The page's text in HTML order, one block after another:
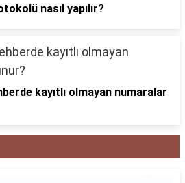
nasıl yapılır?
kayıtlı olmayan numaralar